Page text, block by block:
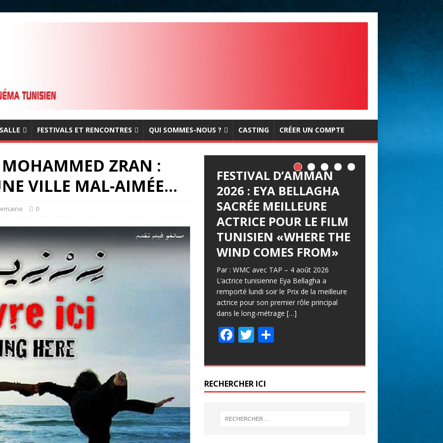
FESTIVALS ET RENCONTRES QUI SOMMES-NOUS ? CASTING CRÉER UN COMPTE
ZRAN :
VILLE MAL-AIMÉE…
0
FESTIVAL D’AMMAN
2026 : EYA BELLAGHA
SACRÉE MEILLEURE
ACTRICE POUR LE FILM
TUNISIEN «WHERE THE
WIND COMES FROM»
Par : WMC avec TAP – 4 août 2026
L’actrice tunisienne Eya Bellagha a
remporté lundi soir le Prix de la meilleure
actrice pour son premier rôle principal
dans le long-métrage […]
F
e
b
o
o
T
itt
er
P
ta
er
RECHERCHER ICI